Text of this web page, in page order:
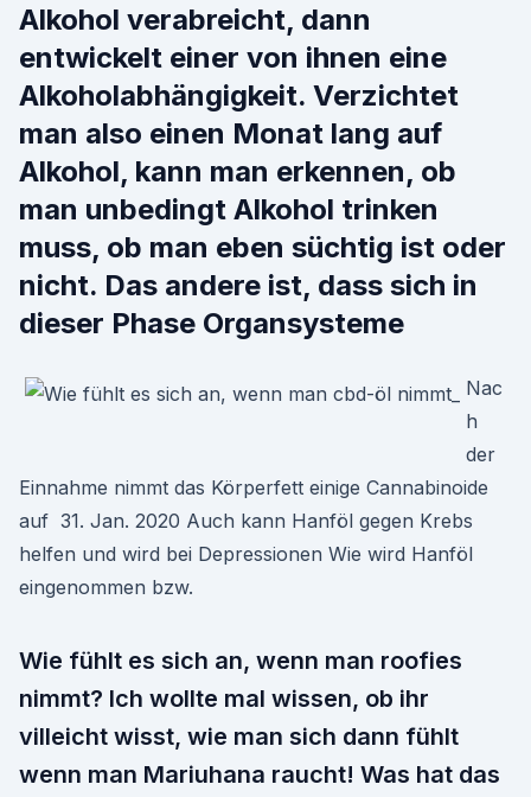
Alkohol verabreicht, dann
entwickelt einer von ihnen eine
Alkoholabhängigkeit. Verzichtet
man also einen Monat lang auf
Alkohol, kann man erkennen, ob
man unbedingt Alkohol trinken
muss, ob man eben süchtig ist oder
nicht. Das andere ist, dass sich in
dieser Phase Organsysteme
Nac
h
der
Einnahme nimmt das Körperfett einige Cannabinoide
auf 31. Jan. 2020 Auch kann Hanföl gegen Krebs
helfen und wird bei Depressionen Wie wird Hanföl
eingenommen bzw.
Wie fühlt es sich an, wenn man roofies
nimmt? Ich wollte mal wissen, ob ihr
villeicht wisst, wie man sich dann fühlt
wenn man Mariuhana raucht! Was hat das